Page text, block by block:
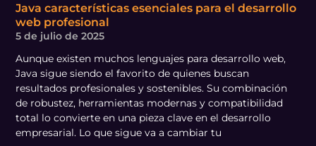
Java características esenciales para el desarrollo
web profesional
5 de julio de 2025
Aunque existen muchos lenguajes para desarrollo web,
Java sigue siendo el favorito de quienes buscan
resultados profesionales y sostenibles. Su combinación
de robustez, herramientas modernas y compatibilidad
total lo convierte en una pieza clave en el desarrollo
empresarial. Lo que sigue va a cambiar tu